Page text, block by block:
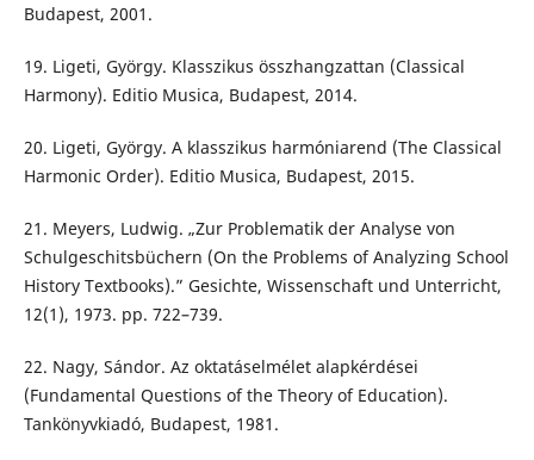
Budapest, 2001.
19. Ligeti, György. Klasszikus összhangzattan (Classical
Harmony). Editio Musica, Budapest, 2014.
20. Ligeti, György. A klasszikus harmóniarend (The Classical
Harmonic Order). Editio Musica, Budapest, 2015.
21. Meyers, Ludwig. „Zur Problematik der Analyse von
Schulgeschitsbüchern (On the Problems of Analyzing School
History Textbooks).” Gesichte, Wissenschaft und Unterricht,
12(1), 1973. pp. 722–739.
22. Nagy, Sándor. Az oktatáselmélet alapkérdései
(Fundamental Questions of the Theory of Education).
Tankönyvkiadó, Budapest, 1981.